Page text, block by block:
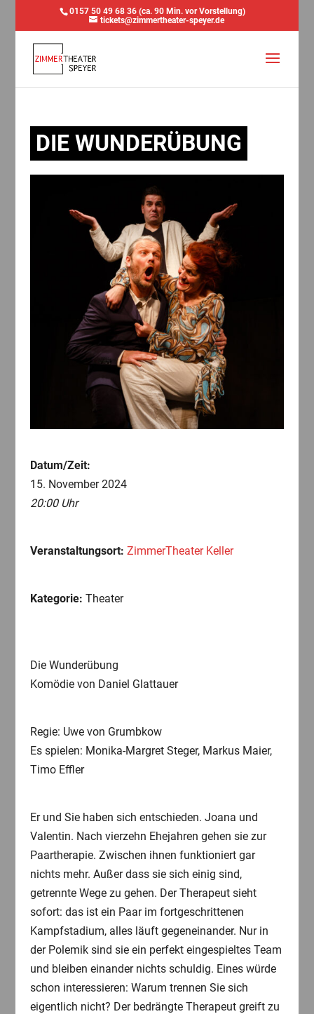
0157 50 49 68 36 (ca. 90 Min. vor Vorstellung)
tickets@zimmertheater-speyer.de
DIE WUNDERÜBUNG
Datum/Zeit:
15. November 2024
20:00 Uhr
Veranstaltungsort: ZimmerTheater Keller
Kategorie: Theater
Die Wunderübung
Komödie von Daniel Glattauer
Regie: Uwe von Grumbkow
Es spielen: Monika-Margret Steger, Markus Maier,
Timo Effler
Er und Sie haben sich entschieden. Joana und
Valentin. Nach vierzehn Ehejahren gehen sie zur
Paartherapie. Zwischen ihnen funktioniert gar
nichts mehr. Außer dass sie sich einig sind,
getrennte Wege zu gehen. Der Therapeut sieht
sofort: das ist ein Paar im fortgeschrittenen
Kampfstadium, alles läuft gegeneinander. Nur in
der Polemik sind sie ein perfekt eingespieltes Team
und bleiben einander nichts schuldig. Eines würde
schon interessieren: Warum trennen Sie sich
eigentlich nicht? Der bedrängte Therapeut greift zu